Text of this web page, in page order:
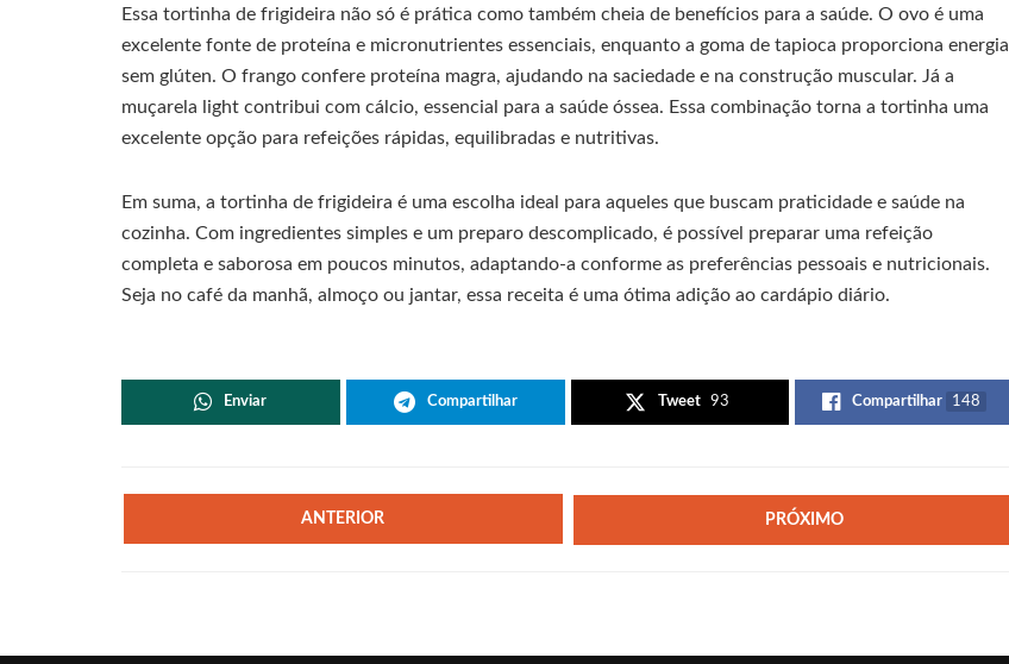
Essa tortinha de frigideira não só é prática como também cheia de benefícios para a saúde. O ovo é uma
excelente fonte de proteína e micronutrientes essenciais, enquanto a goma de tapioca proporciona energia
sem glúten. O frango confere proteína magra, ajudando na saciedade e na construção muscular. Já a
muçarela light contribui com cálcio, essencial para a saúde óssea. Essa combinação torna a tortinha uma
excelente opção para refeições rápidas, equilibradas e nutritivas.
Em suma, a tortinha de frigideira é uma escolha ideal para aqueles que buscam praticidade e saúde na
cozinha. Com ingredientes simples e um preparo descomplicado, é possível preparar uma refeição
completa e saborosa em poucos minutos, adaptando-a conforme as preferências pessoais e nutricionais.
Seja no café da manhã, almoço ou jantar, essa receita é uma ótima adição ao cardápio diário.
Enviar Compartilhar Tweet 93 Compartilhar 148
ANTERIOR PRÓXIMO